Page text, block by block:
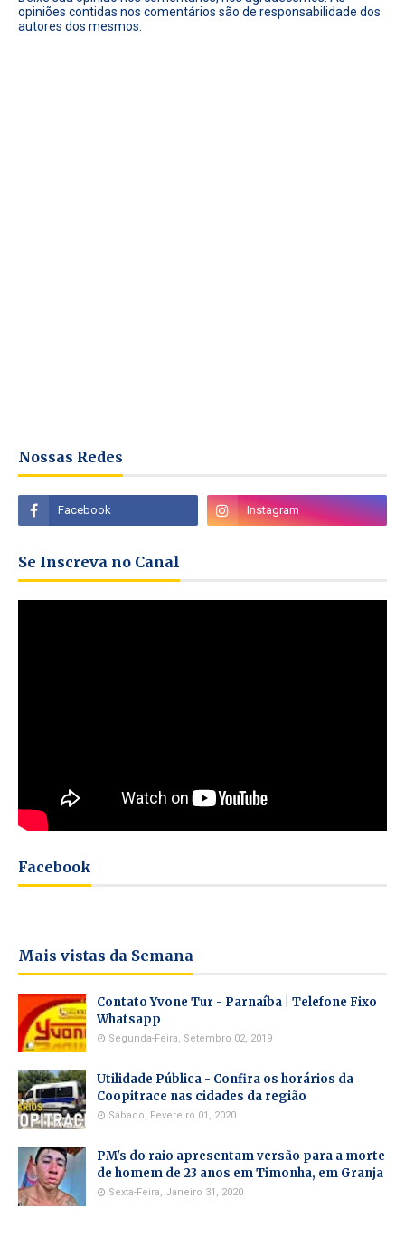
opiniões contidas nos comentários são de responsabilidade dos
autores dos mesmos.
Nossas Redes
Se Inscreva no Canal
Facebook
Mais vistas da Semana
Contato Yvone Tur - Parnaíba | Telefone Fixo
Whatsapp
Segunda-Feira, Setembro 02, 2019
Utilidade Pública - Confira os horários da
Coopitrace nas cidades da região
Sábado, Fevereiro 01, 2020
PM's do raio apresentam versão para a morte
de homem de 23 anos em Timonha, em Granja
Sexta-Feira, Janeiro 31, 2020